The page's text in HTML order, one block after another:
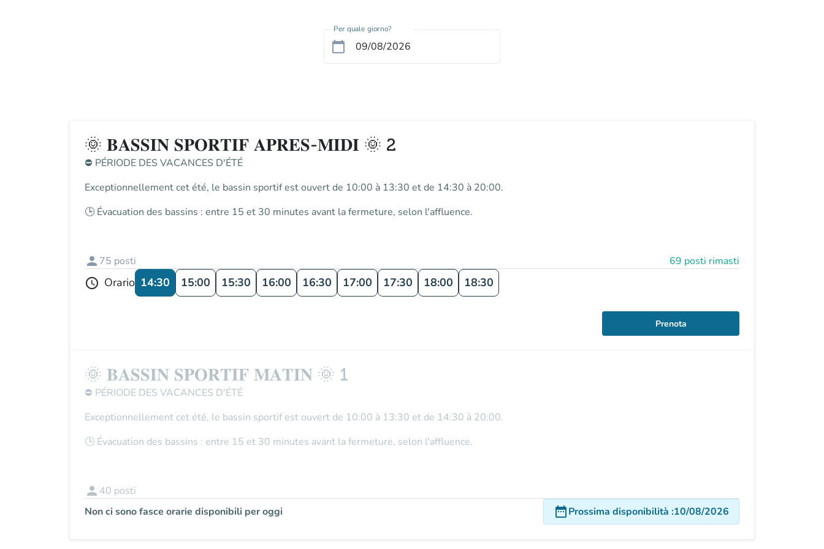
Per quale giorno?
calendar_today
🌞 𝐁𝐀𝐒𝐒𝐈𝐍 𝐒𝐏𝐎𝐑𝐓𝐈𝐅 𝐀𝐏𝐑𝐄𝐒-𝐌𝐈𝐃𝐈 🌞 2
⛔ PÉRIODE DES VACANCES D'ÉTÉ
Exceptionnellement cet été, le bassin sportifest ouvert de 10:00 à 13:30 et de 14:30 à 20:00.
🕒 Évacuation des bassins : entre 15 et 30 minutes avant la fermeture, selon l'affluence.
person 75 posti 69 posti rimasti
schedule Orario 14:30 15:00 15:30 16:00 16:30 17:00 17:30 18:00 18:30
Prenota
🌞 𝐁𝐀𝐒𝐒𝐈𝐍 𝐒𝐏𝐎𝐑𝐓𝐈𝐅 𝐌𝐀𝐓𝐈𝐍 🌞 1
⛔ PÉRIODE DES VACANCES D'ÉTÉ
Exceptionnellement cet été, le bassin sportifest ouvert de 10:00 à 13:30 et de 14:30 à 20:00.
🕒 Évacuation des bassins : entre 15 et 30 minutes avant la fermeture, selon l'affluence.
person 40 posti
Non ci sono fasce orarie disponibili per oggi
date_rangeProssima disponibilità :10/08/2026